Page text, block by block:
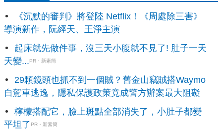
《沉默的審判》將登陸 Netflix！《周處除三害》
導演新作，阮經天、王淨主演
起床就先做件事，沒三天小腹就不見了! 肚子一天
天變...PR・新素簡
29顆鏡頭也抓不到一個賊？舊金山竊賊搭Waymo
自駕車逃逸，隱私保護政策竟成警方辦案最大阻礙
檸檬搭配它，臉上斑點全部消失了，小肚子都變
平坦了 PR・新素簡